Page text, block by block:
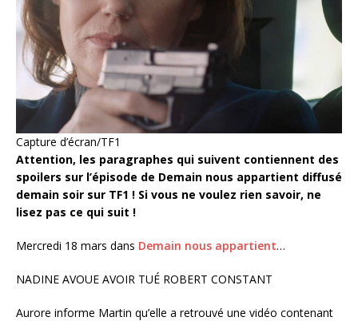
Capture d’écran/TF1
Attention, les paragraphes qui suivent contiennent des
spoilers sur l’épisode de Demain nous appartient diffusé
demain soir sur TF1 ! Si vous ne voulez rien savoir, ne
lisez pas ce qui suit !
Mercredi 18 mars dans Demain nous appartient…
NADINE AVOUE AVOIR TUÉ ROBERT CONSTANT
Aurore informe Martin qu’elle a retrouvé une vidéo contenant